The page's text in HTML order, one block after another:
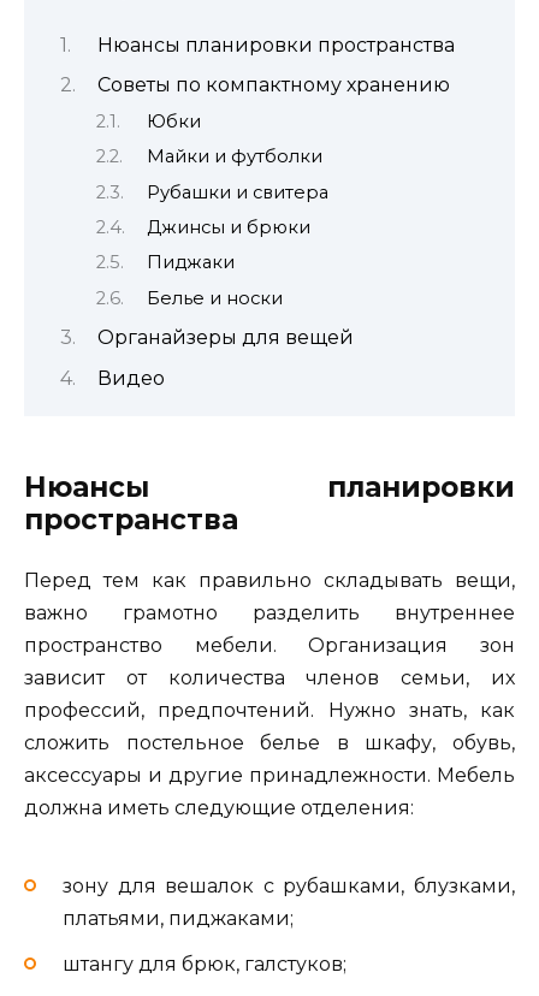
Нюансы планировки пространства
Советы по компактному хранению
Юбки
Майки и футболки
Рубашки и свитера
Джинсы и брюки
Пиджаки
Белье и носки
Органайзеры для вещей
Видео
Нюансы планировки
пространства
Перед тем как правильно складывать вещи,
важно грамотно разделить внутреннее
пространство мебели. Организация зон
зависит от количества членов семьи, их
профессий, предпочтений. Нужно знать, как
сложить постельное белье в шкафу, обувь,
аксессуары и другие принадлежности. Мебель
должна иметь следующие отделения:
зону для вешалок с рубашками, блузками,
платьями, пиджаками;
штангу для брюк, галстуков;